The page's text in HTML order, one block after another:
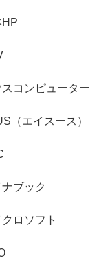
HP
スコンピューター
（エイスース）
ブック
ロソフト